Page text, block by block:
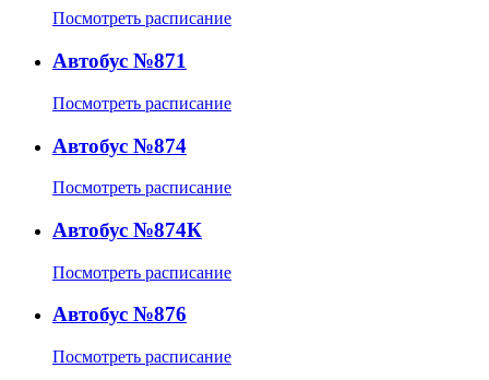
Посмотреть расписание
Автобус №871
Посмотреть расписание
Автобус №874
Посмотреть расписание
Автобус №874К
Посмотреть расписание
Автобус №876
Посмотреть расписание